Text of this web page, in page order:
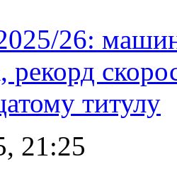
26:
рекорд
титулу
21:25